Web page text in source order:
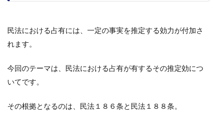
民法における占有には、一定の事実を推定する効力が付加さ
れます。
今回のテーマは、民法における占有が有するその推定効につ
いてです。
その根拠となるのは、民法１８６条と民法１８８条。